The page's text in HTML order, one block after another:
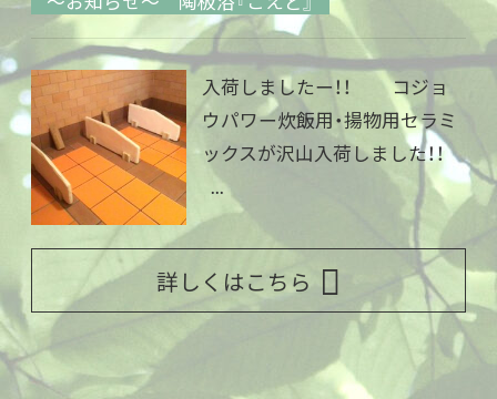
入荷しましたー！！ コジョ
ウパワー炊飯用・揚物用セラミ
ックスが沢山入荷しました！！
...
詳しくはこちら